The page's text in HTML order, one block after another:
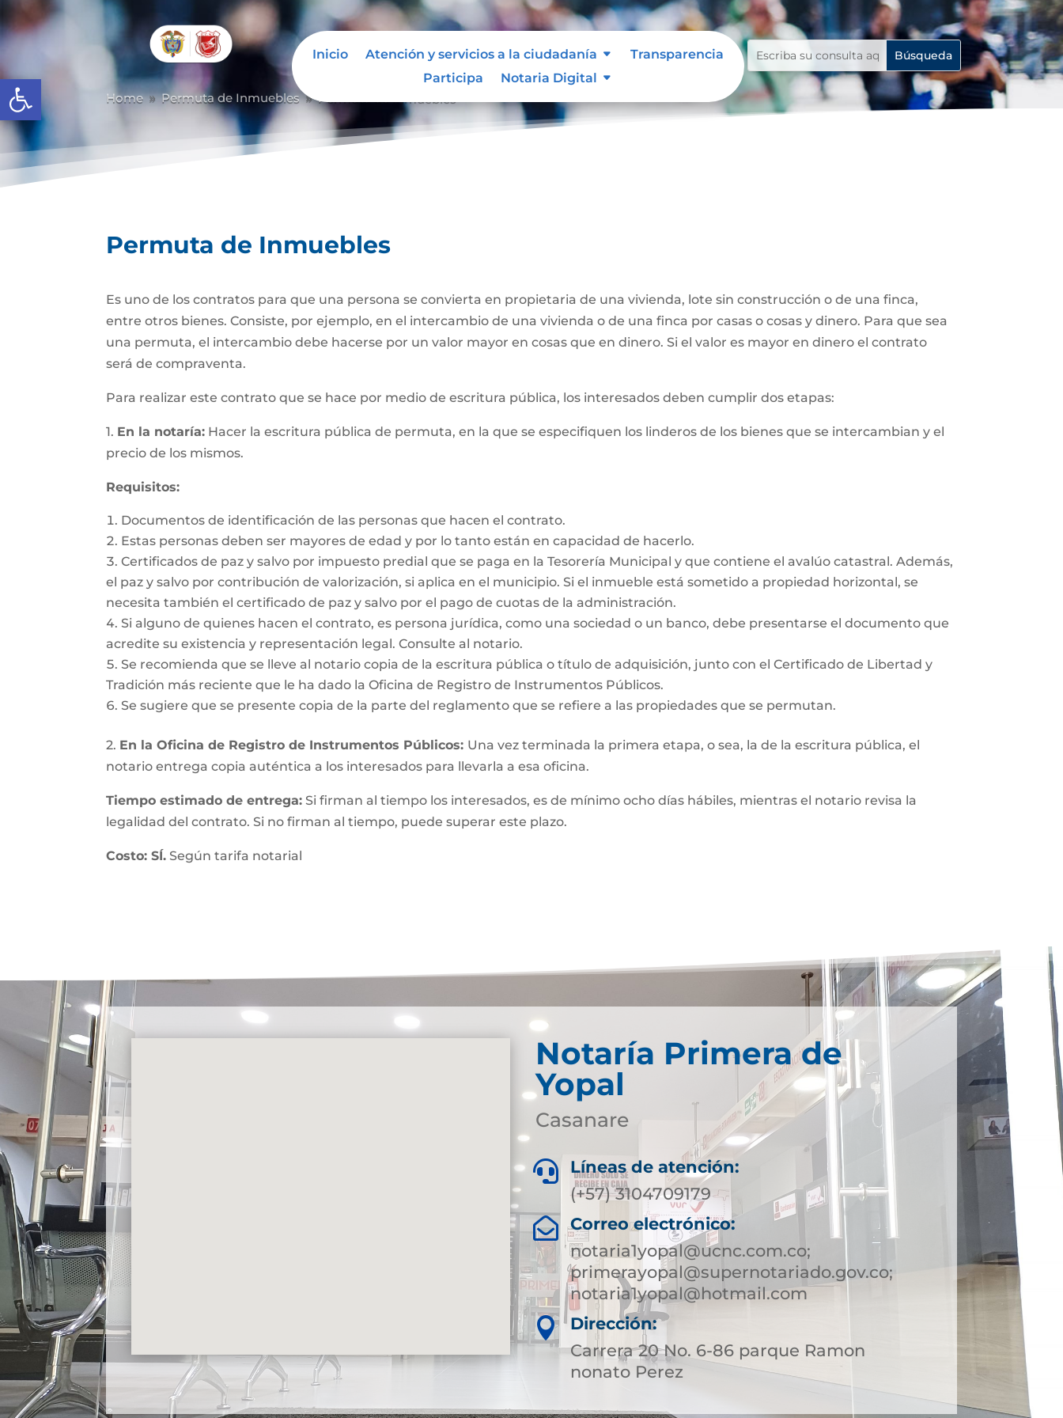
Abrir barra de herramientas
Inicio Atención y servicios a la ciudadanía
Transparencia
Participa
Notaria Digital
Home 9 Permuta de Inmuebles 9 Permuta de Inmuebles
Permuta de Inmuebles
Es uno de los contratos para que una persona se convierta en propietaria de una vivienda, lote sin construcción o de una finca,
entre otros bienes. Consiste, por ejemplo, en el intercambio de una vivienda o de una finca por casas o cosas y dinero. Para que sea
una permuta, el intercambio debe hacerse por un valor mayor en cosas que en dinero. Si el valor es mayor en dinero el contrato
será de compraventa.
Para realizar este contrato que se hace por medio de escritura pública, los interesados deben cumplir dos etapas:
1. En la notaría: Hacer la escritura pública de permuta, en la que se especifiquen los linderos de los bienes que se intercambian y el
precio de los mismos.
Requisitos:
Documentos de identificación de las personas que hacen el contrato.
Estas personas deben ser mayores de edad y por lo tanto están en capacidad de hacerlo.
Certificados de paz y salvo por impuesto predial que se paga en la Tesorería Municipal y que contiene el avalúo catastral. Además,
el paz y salvo por contribución de valorización, si aplica en el municipio. Si el inmueble está sometido a propiedad horizontal, se
necesita también el certificado de paz y salvo por el pago de cuotas de la administración.
Si alguno de quienes hacen el contrato, es persona jurídica, como una sociedad o un banco, debe presentarse el documento que
acredite su existencia y representación legal. Consulte al notario.
Se recomienda que se lleve al notario copia de la escritura pública o título de adquisición, junto con el Certificado de Libertad y
Tradición más reciente que le ha dado la Oficina de Registro de Instrumentos Públicos.
Se sugiere que se presente copia de la parte del reglamento que se refiere a las propiedades que se permutan.
2. En la Oficina de Registro de Instrumentos Públicos: Una vez terminada la primera etapa, o sea, la de la escritura pública, el
notario entrega copia auténtica a los interesados para llevarla a esa oficina.
Tiempo estimado de entrega: Si firman al tiempo los interesados, es de mínimo ocho días hábiles, mientras el notario revisa la
legalidad del contrato. Si no firman al tiempo, puede superar este plazo.
Costo: SÍ. Según tarifa notarial
Notaría Primera de
Yopal
Casanare

Líneas de atención:
(+57) 3104709179

Correo electrónico:
notaria1yopal@ucnc.com.co;
primerayopal@supernotariado.gov.co;
notaria1yopal@hotmail.com

Dirección:
Carrera 20 No. 6-86 parque Ramon
nonato Perez